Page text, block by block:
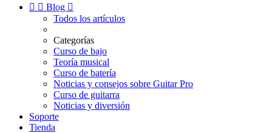
  Blog 
Todos los artículos
Categorías
Curso de bajo
Teoría musical
Curso de batería
Noticias y consejos sobre Guitar Pro
Curso de guitarra
Noticias y diversión
Soporte
Tienda